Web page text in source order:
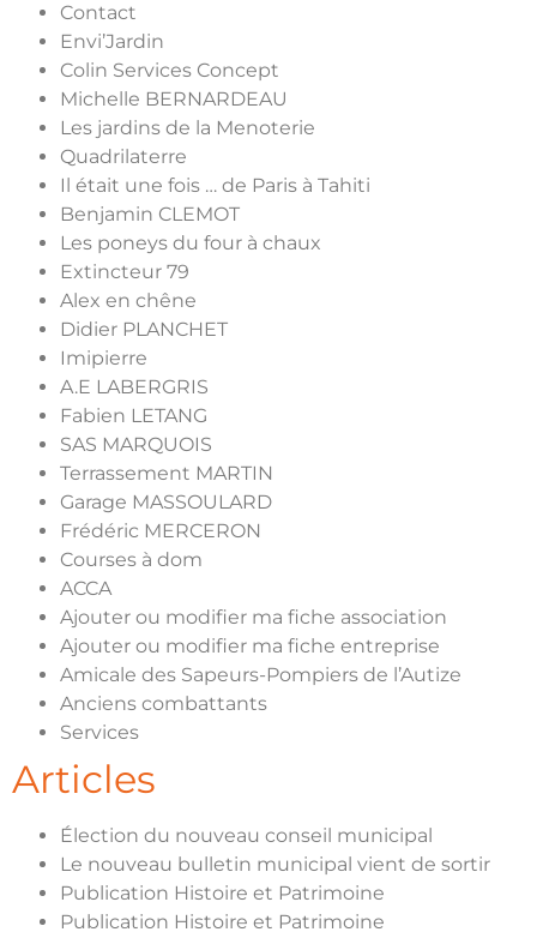
Contact
Envi’Jardin
Colin Services Concept
Michelle BERNARDEAU
Les jardins de la Menoterie
Quadrilaterre
Il était une fois … de Paris à Tahiti
Benjamin CLEMOT
Les poneys du four à chaux
Extincteur 79
Alex en chêne
Didier PLANCHET
Imipierre
A.E LABERGRIS
Fabien LETANG
SAS MARQUOIS
Terrassement MARTIN
Garage MASSOULARD
Frédéric MERCERON
Courses à dom
ACCA
Ajouter ou modifier ma fiche association
Ajouter ou modifier ma fiche entreprise
Amicale des Sapeurs-Pompiers de l’Autize
Anciens combattants
Services
Articles
Élection du nouveau conseil municipal
Le nouveau bulletin municipal vient de sortir
Publication Histoire et Patrimoine
Publication Histoire et Patrimoine